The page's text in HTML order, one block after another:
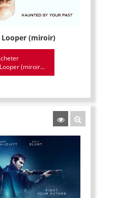
(miroir)
(miroir...